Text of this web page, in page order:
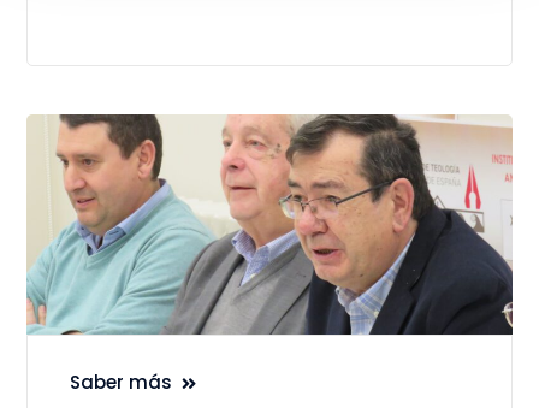
Saber más